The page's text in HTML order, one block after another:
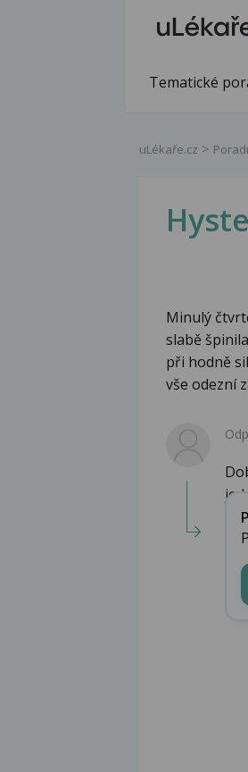
Tematické
uLékaře.cz
Minulý
slabě
při hodně
vše odezní